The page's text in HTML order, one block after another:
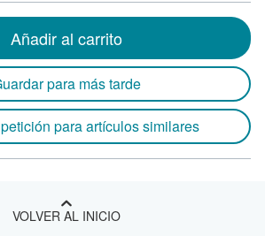
Añadir al carrito
para más tarde
para artículos similares
VOLVER AL INICIO